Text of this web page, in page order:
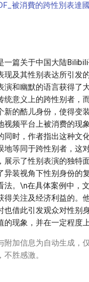
被消費的跨性別表達
一篇关于中国大陆
现及其性别表达所引发
演和幽默的语言获得了
统意义上的跨性别者，
新的酷儿身份，使得变
视频平台上被消费的现
同时，作者指出这种文
地等同于跨性别者，这
展示了性别表演的独特
异装视角下性别身份的
法。\n在具体案例中，
得关注及经济利益的。
也借此引发观众对性别
的现象，并在一定程度
附加信息为自动生成，
不胜感激。